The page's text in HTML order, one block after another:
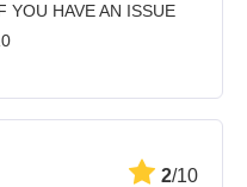
YOU HAVE AN ISSUE
2/10